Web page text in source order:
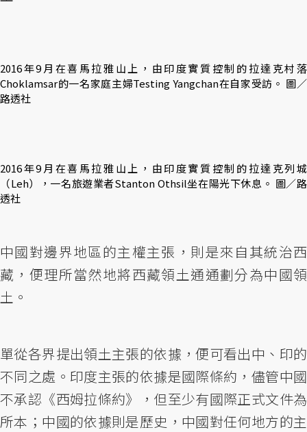
2016年9月在喜馬拉雅山上，由印度實質控制的拉達克村落
Choklamsar的一名家庭主婦Testing Yangchan在自家受訪。 圖／
路透社
2016年9月在喜馬拉雅山上，由印度實質控制的拉達克列城
（Leh），一名旅遊業者Stanton Othsil坐在陽光下休息。 圖／路
透社
中國對邊界地區的主權主張，則是來自其統治西
藏，便理所當然地將西藏領土通通劃分為中國領
土。
單從各界提出領土主張的依據，便可看出中、印的
不同之處。印度主張的依據是國際條約，儘管中國
不承認《西姆拉條約》，但至少有國際正式文件為
所本；中國的依據則是歷史，中國對任何地方的主